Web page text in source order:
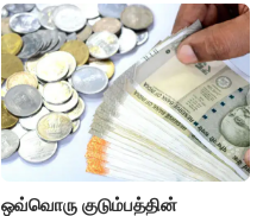
ஒவ்வொரு குடும்பத்தின்